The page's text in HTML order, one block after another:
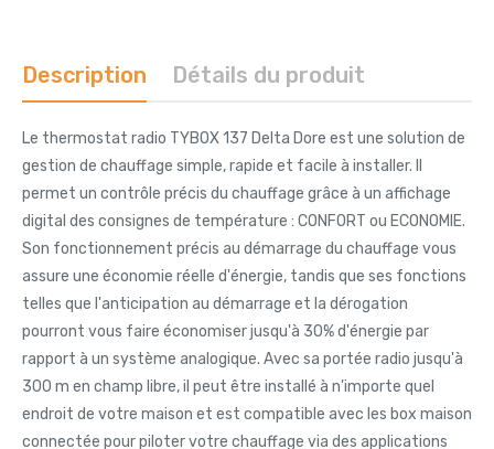
Description Détails du produit
Le thermostat radio TYBOX 137 Delta Dore est une solution de
gestion de chauffage simple, rapide et facile à installer. Il
permet un contrôle précis du chauffage grâce à un affichage
digital des consignes de température : CONFORT ou ECONOMIE.
Son fonctionnement précis au démarrage du chauffage vous
assure une économie réelle d'énergie, tandis que ses fonctions
telles que l'anticipation au démarrage et la dérogation
pourront vous faire économiser jusqu'à 30% d'énergie par
rapport à un système analogique. Avec sa portée radio jusqu'à
300 m en champ libre, il peut être installé à n'importe quel
endroit de votre maison et est compatible avec les box maison
connectée pour piloter votre chauffage via des applications